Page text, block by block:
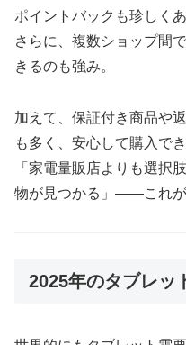
ポイントバックも珍しくあ
さらに、複数ショップ間
きるのも強み。
加えて、保証付き商品や
も多く、安心して購入でき
「家電量販店よりも選択
物が見つかる」——これが
2025年のタブレッ